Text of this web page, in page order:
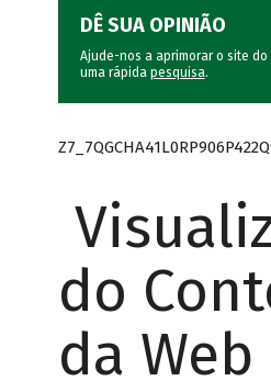
DÊ SUA OPINIÃO
Ajude-nos a aprimorar o site do
uma rápida pesquisa.
do
da Web